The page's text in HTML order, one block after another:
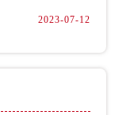
西藏自治区昌都市卡若区昌都西路天梭售后服务中心（需提前预约）
2023-07-12